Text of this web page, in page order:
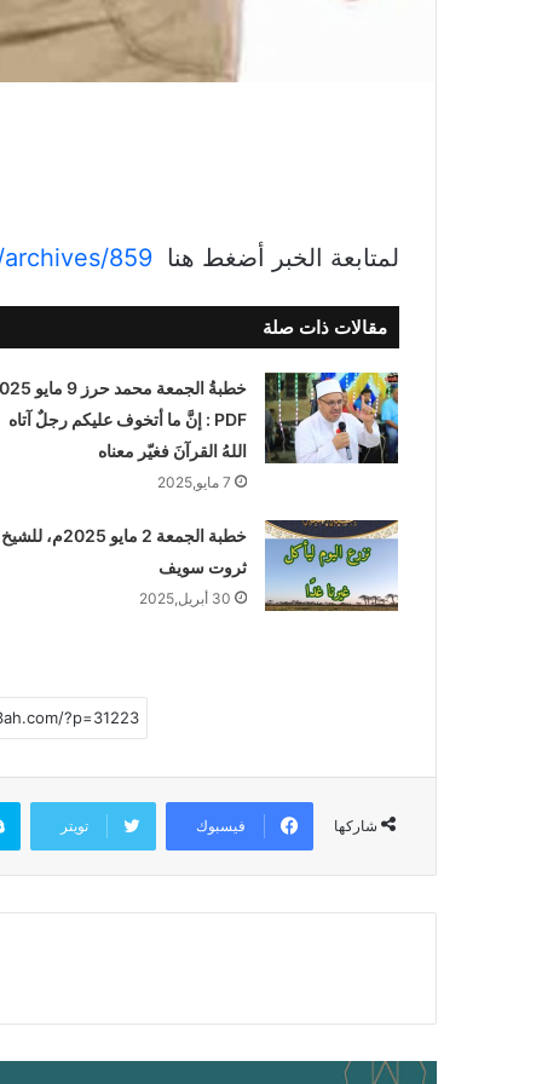
لمتابعة الخبر أضغط هنا
مقالات ذات صلة
خطبةُ الجمعة محمد حرز
PDF : إنَّ ما أتخوف عليكم رجلٌ آتاه
اللهُ القرآنَ فغيّر معناه
7 مايو,2025
خطبة الجمعة 2 مايو 2025م، للشيخ
ثروت سويف
30 أبريل,2025
شاركها فيسبوك تويتر